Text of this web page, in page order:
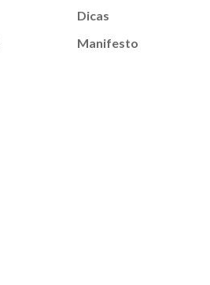
Dicas
Manifesto